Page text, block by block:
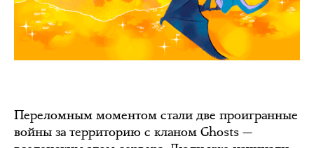
Переломным моментом стали две проигранные
войны за территорию с кланом Ghosts —